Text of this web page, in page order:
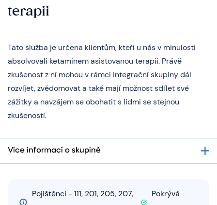
terapii
Tato služba je určena klientům, kteří u nás v minulosti
absolvovali ketaminem asistovanou terapii. Právě
zkušenost z ní mohou v rámci integrační skupiny dál
rozvíjet, zvědomovat a také mají možnost sdílet své
zážitky a navzájem se obohatit s lidmi se stejnou
zkušeností.
Více informací o skupině
Pojištěnci - 111, 201, 205, 207,
Pokrývá